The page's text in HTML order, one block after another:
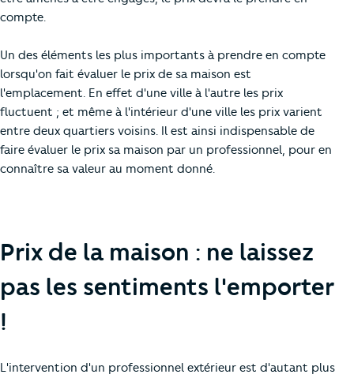
compte.
Un des éléments les plus importants à prendre en compte
lorsqu'on fait évaluer le prix de sa maison est
l'emplacement. En effet d'une ville à l'autre les prix
fluctuent ; et même à l'intérieur d'une ville les prix varient
entre deux quartiers voisins. Il est ainsi indispensable de
faire évaluer le prix sa maison par un professionnel, pour en
connaître sa valeur au moment donné.
Prix de la maison : ne laissez
pas les sentiments l'emporter
!
L'intervention d'un professionnel extérieur est d'autant plus